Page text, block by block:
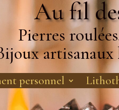
Au fil
Pierres
personnel